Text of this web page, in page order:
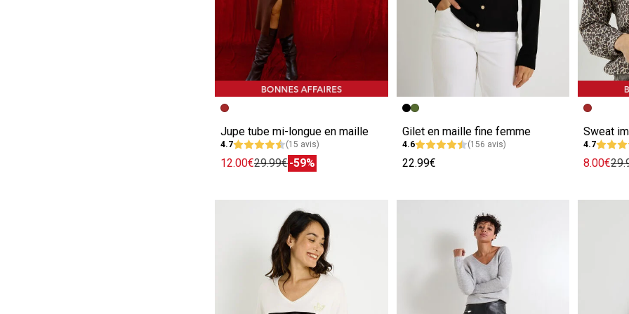
Image précédente
Image suivante
Jupe tube mi-longue en maille
4.7 (15 avis)
12.00€29.99€-59%
Image précédente
Image suivante
Gilet en maille fine femme
4.6 (156 avis)
22.99€
Image
Image
Sweat
4.7
8.00€